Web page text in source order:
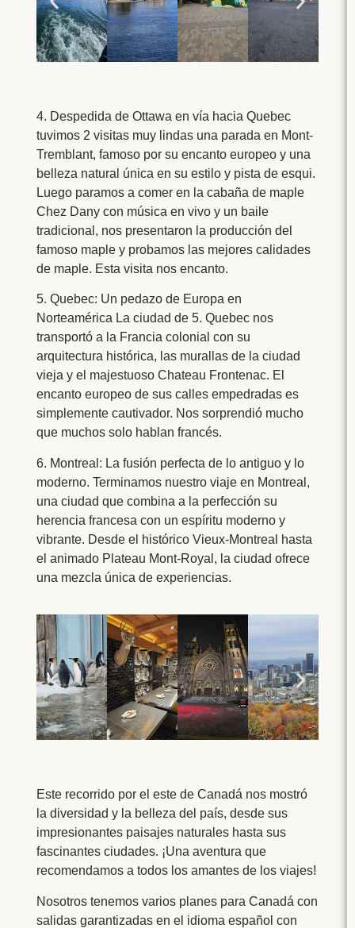
4. Despedida de Ottawa en vía hacia Quebec
tuvimos 2 visitas muy lindas una parada en Mont-
Tremblant, famoso por su encanto europeo y una
belleza natural única en su estilo y pista de esqui.
Luego paramos a comer en la cabaña de maple
Chez Dany con música en vivo y un baile
tradicional, nos presentaron la producción del
famoso maple y probamos las mejores calidades
de maple. Esta visita nos encanto.
5. Quebec: Un pedazo de Europa en
Norteamérica La ciudad de 5. Quebec nos
transportó a la Francia colonial con su
arquitectura histórica, las murallas de la ciudad
vieja y el majestuoso Chateau Frontenac. El
encanto europeo de sus calles empedradas es
simplemente cautivador. Nos sorprendió mucho
que muchos solo hablan francés.
6. Montreal: La fusión perfecta de lo antiguo y lo
moderno. Terminamos nuestro viaje en Montreal,
una ciudad que combina a la perfección su
herencia francesa con un espíritu moderno y
vibrante. Desde el histórico Vieux-Montreal hasta
el animado Plateau Mont-Royal, la ciudad ofrece
una mezcla única de experiencias.
Este recorrido por el este de Canadá nos mostró
la diversidad y la belleza del país, desde sus
impresionantes paisajes naturales hasta sus
fascinantes ciudades. ¡Una aventura que
recomendamos a todos los amantes de los viajes!
Nosotros tenemos varios planes para Canadá con
salidas garantizadas en el idioma español con